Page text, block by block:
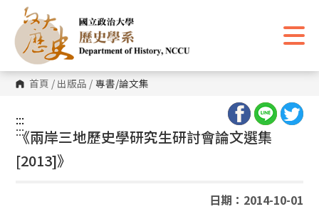
主
要
內
區
塊 首頁 / 出版品 / 專書/論文集
:::
:::
《兩岸三地歷史學研究生研討會論文選集
[2013]》
日期：2014-10-01